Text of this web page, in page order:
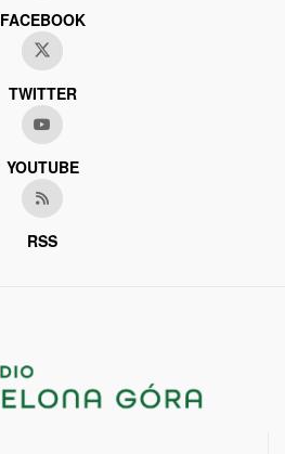
FACEBOOK
TWITTER
YOUTUBE
RSS